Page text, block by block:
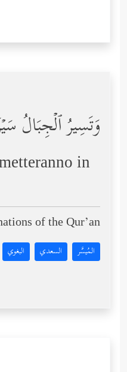
وَتَسِیرُ ٱلۡجِبَالُ
in
of the Qur’an:
المُيسَّر السعدي البغوي